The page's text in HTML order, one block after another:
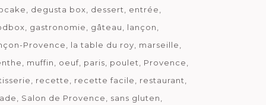
degusta box dessert
entrée
gastronomie gâteau
lançon
Provence
la table du roy
marseille
muffin oeuf paris poulet
Provence
recette recette facile
restaurant
Salon de Provence
sans gluten